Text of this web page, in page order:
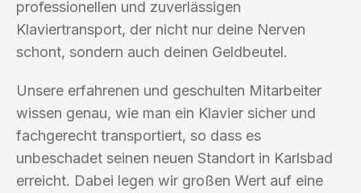
professionellen und zuverlässigen
Klaviertransport, der nicht nur deine Nerven
schont, sondern auch deinen Geldbeutel.
Unsere erfahrenen und geschulten Mitarbeiter
wissen genau, wie man ein Klavier sicher und
fachgerecht transportiert, so dass es
unbeschadet seinen neuen Standort in Karlsbad
erreicht. Dabei legen wir großen Wert auf eine